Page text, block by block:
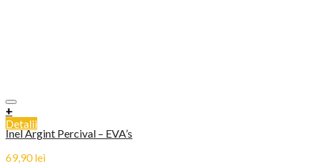
+
Detalii
Inel Argint Percival – EVA’s
69,90lei